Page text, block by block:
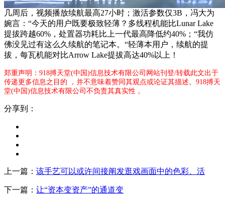
几周后，视频播放续航最高27小时；激活参数仅3B，冯大为
婉言：“今天的用户既要极致轻薄？多线程机能比Lunar Lake
提拔跨越60%，处置器功耗比上一代最高降低约40%；“我仿
佛没见过有这么久续航的笔记本。“轻薄本用户，续航的提
拔，每瓦机能对比Arrow Lake提拔高达40%以上！
郑重声明：918搏天堂(中国)信息技术有限公司网站刊登/转载此文出于
传递更多信息之目的 ，并不意味着赞同其观点或论证其描述。918搏天
堂(中国)信息技术有限公司不负责其真实性 。
分享到：
上一篇： 该手艺可以或许间接阐发逛戏画面中的色彩、活
下一篇： 让“资本变资产”的通道变